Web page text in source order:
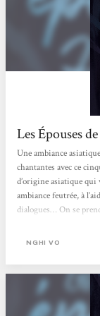
Les Épouses
Une ambiance
chantantes avec ce
d’origine asiatique qui
ambiance feutrée, à
dialogues… On se
va beaucoup tourner
NGHI VO